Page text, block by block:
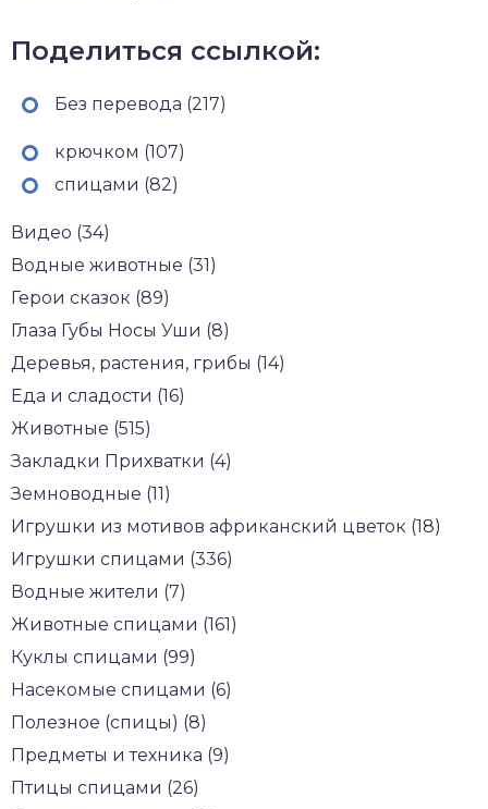
Поделиться ссылкой:
Без перевода (217)
крючком (107)
спицами (82)
Видео (34)
Водные животные (31)
Герои сказок (89)
Глаза Губы Носы Уши (8)
Деревья, растения, грибы (14)
Еда и сладости (16)
Животные (515)
Закладки Прихватки (4)
Земноводные (11)
Игрушки из мотивов африканский цветок (18)
Игрушки спицами (336)
Водные жители (7)
Животные спицами (161)
Куклы спицами (99)
Насекомые спицами (6)
Полезное (спицы) (8)
Предметы и техника (9)
Птицы спицами (26)